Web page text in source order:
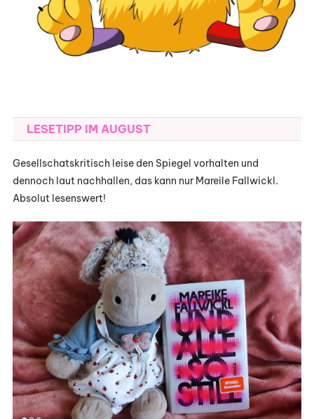
LESETIPP IM AUGUST
Gesellschatskritisch leise den Spiegel vorhalten und
dennoch laut nachhallen, das kann nur Mareile Fallwickl.
Absolut lesenswert!